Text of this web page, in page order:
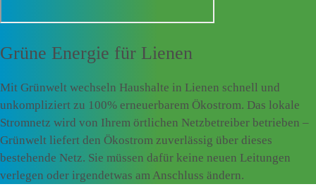
Grüne Energie für Lienen
Mit Grünwelt wechseln Haushalte in Lienen schnell und
unkompliziert zu 100% erneuerbarem Ökostrom. Das lokale
Stromnetz wird von Ihrem örtlichen Netzbetreiber betrieben –
Grünwelt liefert den Ökostrom zuverlässig über dieses
bestehende Netz. Sie müssen dafür keine neuen Leitungen
verlegen oder irgendetwas am Anschluss ändern.